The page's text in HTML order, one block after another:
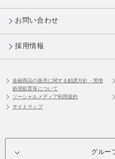
お問い合わせ
採用情報
金融商品の販売に関する勧誘方針・苦情
処理処置等について
ソーシャルメディア利用規約
サイトマップ
グルー